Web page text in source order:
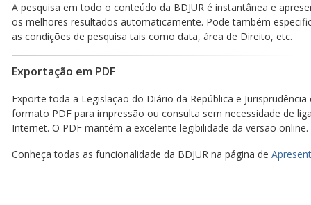
A pesquisa em todo o conteúdo da BDJUR é instantânea e
os melhores resultados automaticamente. Pode também
as condições de pesquisa tais como data, área de Direito, etc.
Exportação em PDF
Exporte toda a Legislação do Diário da República e Jurisprudência
formato PDF para impressão ou consulta sem necessidade de
Internet. O PDF mantém a excelente legibilidade da versão online.
Conheça todas as funcionalidade da BDJUR na página de